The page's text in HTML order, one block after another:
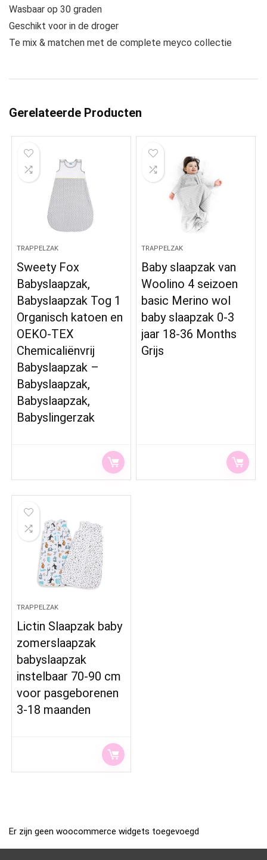
Wasbaar op 30 graden
Geschikt voor in de droger
Te mix & matchen met de complete meyco collectie
Gerelateerde Producten
TRAPPELZAK
Sweety Fox
Babyslaapzak,
Babyslaapzak Tog 1
Organisch katoen en
OEKO-TEX
Chemicaliënvrij
Babyslaapzak –
Babyslaapzak,
Babyslaapzak,
Babyslingerzak
TRAPPELZAK
Baby slaapzak van
Woolino 4 seizoen
basic Merino wol
baby slaapzak 0-3
jaar 18-36 Months
Grijs
TRAPPELZAK
Lictin Slaapzak baby
zomerslaapzak
babyslaapzak
instelbaar 70-90 cm
voor pasgeborenen
3-18 maanden
Er zijn geen woocommerce widgets toegevoegd